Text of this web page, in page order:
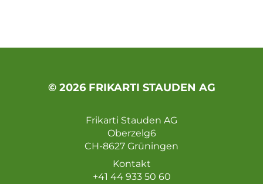
© 2026 FRIKARTI STAUDEN AG
Frikarti Stauden AG
Oberzelg6
CH-8627 Grüningen
Kontakt
+41 44 933 50 60